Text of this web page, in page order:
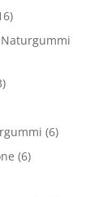
Naturgummi
(6)
(6)